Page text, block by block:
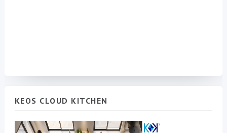
KEOS CLOUD KITCHEN